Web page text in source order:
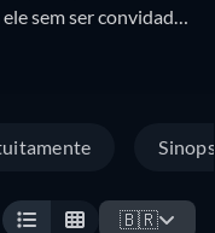
sem ser convidada,
enquanto
🇧🇷